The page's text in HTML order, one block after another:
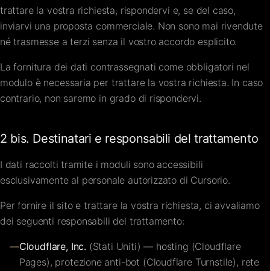
trattare la vostra richiesta, rispondervi e, se del caso,
inviarvi una proposta commerciale. Non sono mai rivendute
né trasmesse a terzi senza il vostro accordo esplicito.
La fornitura dei dati contrassegnati come obbligatori nel
modulo è necessaria per trattare la vostra richiesta. In caso
contrario, non saremo in grado di rispondervi.
2 bis. Destinatari e responsabili del trattamento
I dati raccolti tramite i moduli sono accessibili
esclusivamente al personale autorizzato di Cursorio.
Per fornire il sito e trattare la vostra richiesta, ci avvaliamo
dei seguenti responsabili del trattamento:
—Cloudflare, Inc. (Stati Uniti) — hosting (Cloudflare
Pages), protezione anti-bot (Cloudflare Turnstile), rete